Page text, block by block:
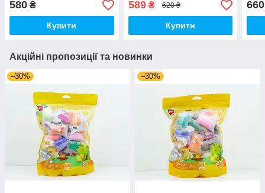
(00579)
580 ₴
Купити
589₴ 620 ₴
Купити
660
Акційні пропозиції та новинки
–30% –30%